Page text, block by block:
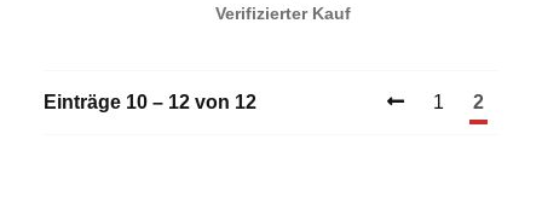
Verifizierter Kauf
Einträge 10 – 12 von 12 1 2